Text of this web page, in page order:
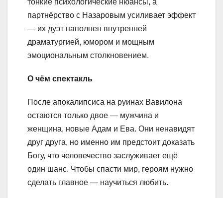
партнёрство с Назаровым усиливает эффект
— их дуэт наполнен внутренней
драматургией, юмором и мощным
эмоциональным столкновением.
О чём спектакль
После апокалипсиса на руинах Вавилона
остаются только двое — мужчина и
женщина, новые Адам и Ева. Они ненавидят
друг друга, но именно им предстоит доказать
Богу, что человечество заслуживает ещё
один шанс. Чтобы спасти мир, героям нужно
сделать главное — научиться любить.